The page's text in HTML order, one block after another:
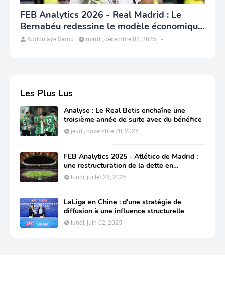
FEB Analytics 2026 - Real Madrid : Le
Bernabéu redessine le modèle économique
du club
Abdoulaye Samb -
mardi, décembre 02, 2025
Les Plus Lus
Analyse : Le Real Betis enchaîne une
troisième année de suite avec du bénéfice
jeudi, novembre 20, 2025
FEB Analytics 2025 - Atlético de Madrid :
une restructuration de la dette en
profondeur pour préserver sa compétitivité
lundi, juillet 28, 2025
LaLiga en Chine : d'une stratégie de
diffusion à une influence structurelle
lundi, juin 02, 2025